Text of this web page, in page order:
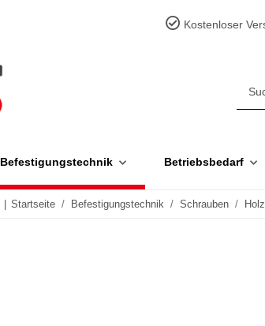
Kostenloser
Befestigungstechnik Betriebsbedarf
Startseite Befestigungstechnik Schrauben